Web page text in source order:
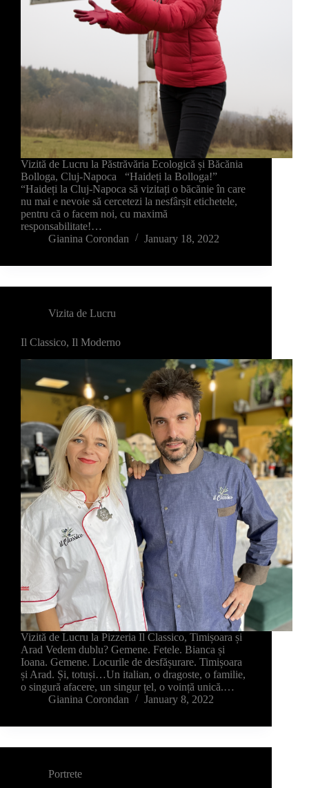
Vizită de Lucru la Păstrăvăria Ecologică și Băcănia
Bolloga, Cluj-Napoca “Haideți la Bolloga!”
“Haideți la Cluj-Napoca să vizitați o băcănie în care
nu mai e nevoie să cercetezi la nesfârșit etichetele,
pentru că o facem noi, cu maximă
responsabilitate!…
Gianina Corondan
January 18, 2022
Vizita de Lucru
Il Classico, Il Moderno
Vizită de Lucru la Pizzeria Il Classico, Timișoara și
Arad Vedem dublu? Gemene. Fetele. Bianca și
Ioana. Gemene. Locurile de desfășurare. Timișoara
și Arad. Și, totuși…Un italian, o dragoste, o familie,
o singură afacere, un singur țel, o voință unică.…
Gianina Corondan
January 8, 2022
Portrete